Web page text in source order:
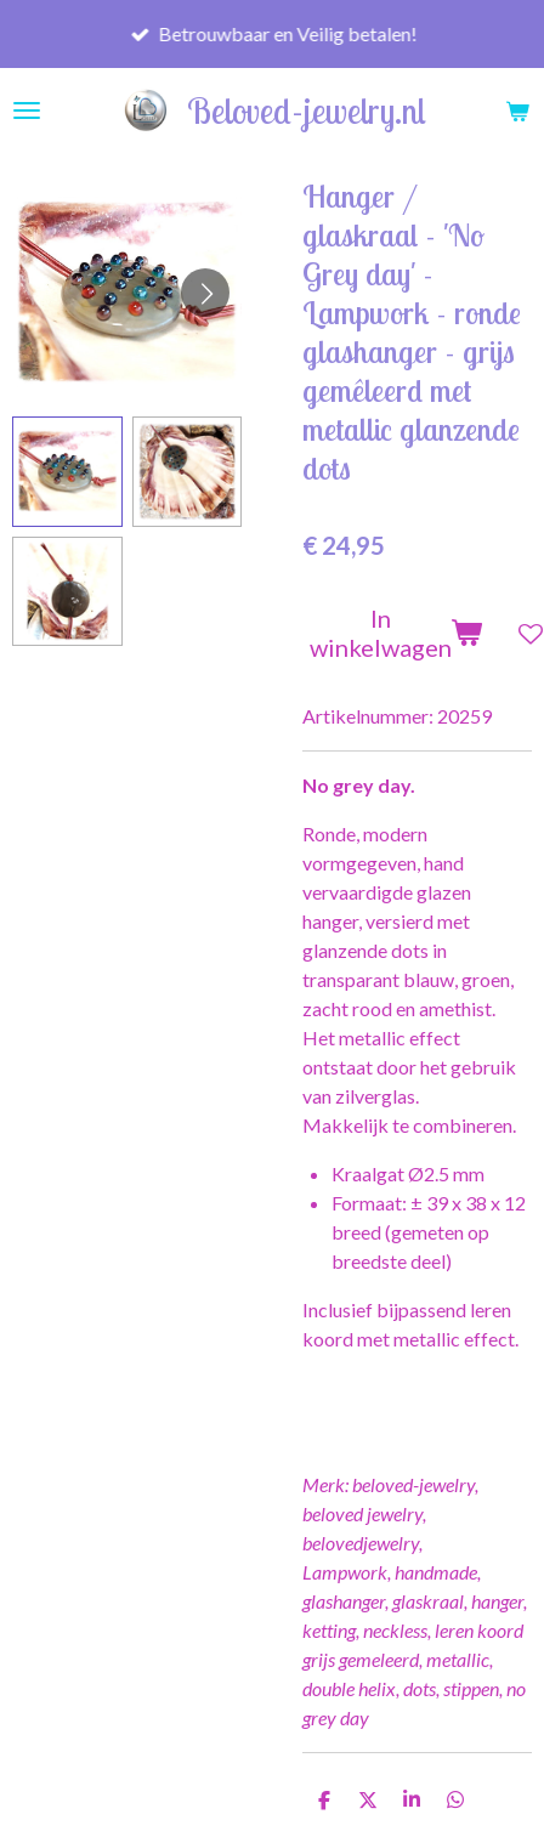
de
Beloved-jewelry.nl
Betrouwbaar en Veilig betalen!
Hanger /
glaskraal - 'No
Grey day' -
Lampwork - ronde
glashanger - grijs
gemêleerd met
metallic glanzende
dots
€ 24,95
In
winkelwagen
Artikelnummer: 20259
No grey day.
Ronde, modern
vormgegeven, hand
vervaardigde glazen
hanger, versierd met
glanzende dots in
transparant blauw, groen,
zacht rood en amethist.
Het metallic effect
ontstaat door het gebruik
van zilverglas.
Makkelijk te combineren.
Kraalgat Ø2.5 mm
Formaat: ± 39 x 38 x 12
breed (gemeten op
breedste deel)
Inclusief bijpassend leren
koord met metallic effect.
Merk: beloved-jewelry,
beloved jewelry,
belovedjewelry,
Lampwork, handmade,
glashanger, glaskraal, hanger,
ketting, neckless, leren koord
grijs gemeleerd, metallic,
double helix, dots, stippen, no
grey day
D
D
S
D